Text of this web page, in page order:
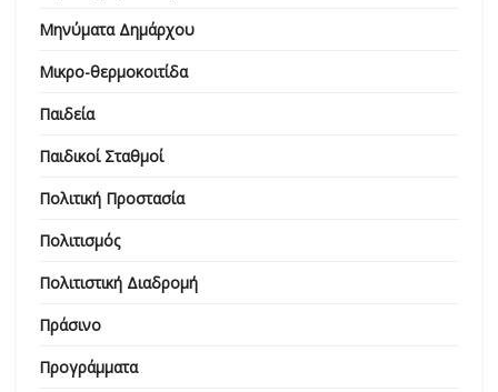
Μηνύματα Δημάρχου
Μικρο-θερμοκοιτίδα
Παιδεία
Παιδικοί Σταθμοί
Πολιτική Προστασία
Πολιτισμός
Πολιτιστική Διαδρομή
Πράσινο
Προγράμματα